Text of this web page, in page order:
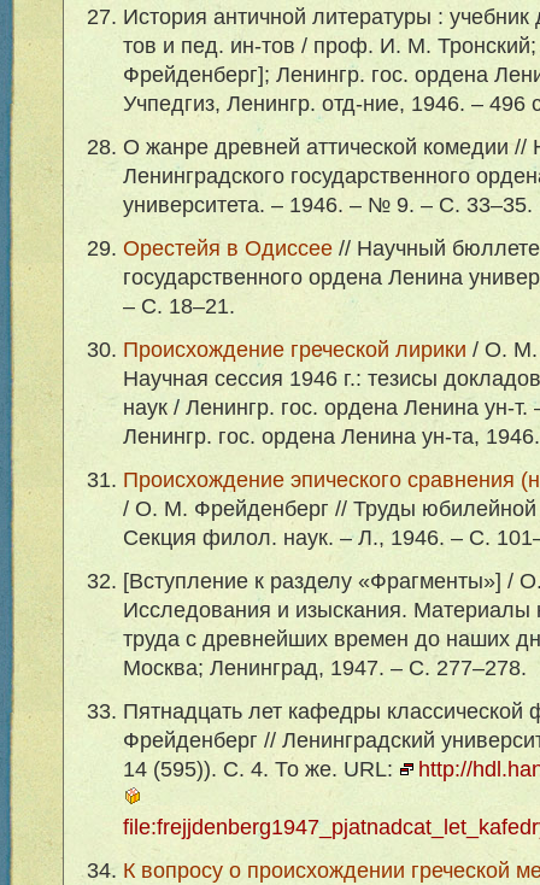
История античной литературы :
тов и пед. ин-тов / проф. И. М.
Фрейденберг]; Ленингр. гос. ордена
Учпедгиз, Ленингр. отд-ние, 1946. – 496
О жанре древней аттической комедии
Ленинградского государственного
университета. – 1946. – № 9. – С. 33–35.
Орестейя в Одиссее// Научный
государственного ордена Ленина
– С. 18–21.
Происхождение греческой лирики / О. М.
Научная сессия 1946 г.: тезисы
наук / Ленингр. гос. ордена Ленина ун-
Ленингр. гос. ордена Ленина ун-та,
Происхождение эпического сравнения
/ О. М. Фрейденберг // Труды юбилейной
Секция филол. наук. – Л., 1946. – С.
[Вступление к разделу «Фрагменты»] /
Исследования и изыскания. Материалы
труда с древнейших времен до наших
Москва; Ленинград, 1947. – С. 277–278.
Пятнадцать лет кафедры классической
Фрейденберг // Ленинградский
14 (595)). С. 4. То же. URL:
http://
К вопросу о происхождении греческой